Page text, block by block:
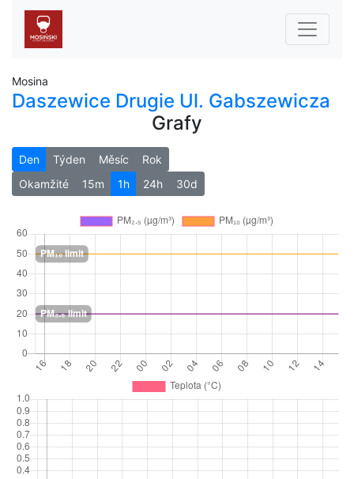
Mosina
Daszewice Drugie Ul. Gabszewicza
Grafy
Den Týden Měsíc
Rok
Okamžité
15m 1h 24h 30d